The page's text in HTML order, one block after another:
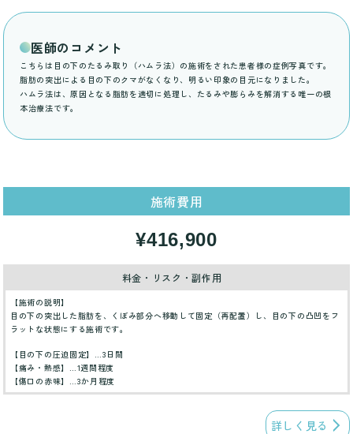
医師のコメント
こちらは目の下のたるみ取り（ハムラ法）の施術をされた患者様の症例写真です。
脂肪の突出による目の下のクマがなくなり、明るい印象の目元になりました。
ハムラ法は、原因となる脂肪を適切に処理し、たるみや膨らみを解消する唯一の根
本治療法です。
施術費用
¥416,900
料金・リスク・副作用
【施術の説明】
目の下の突出した脂肪を、くぼみ部分へ移動して固定（再配置）し、目の下の凸凹をフ
ラットな状態にする施術です。
【目の下の圧迫固定】…3日間
【痛み・熱感】…1週間程度
【傷口の赤味】…3か月程度
詳しく見る